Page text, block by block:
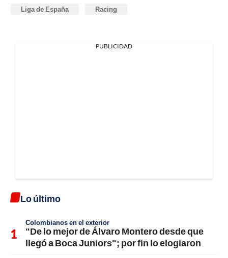
Liga de España Racing
PUBLICIDAD
Lo último
Colombianos en el exterior
"De lo mejor de Álvaro Montero desde que
llegó a Boca Juniors"; por fin lo elogiaron